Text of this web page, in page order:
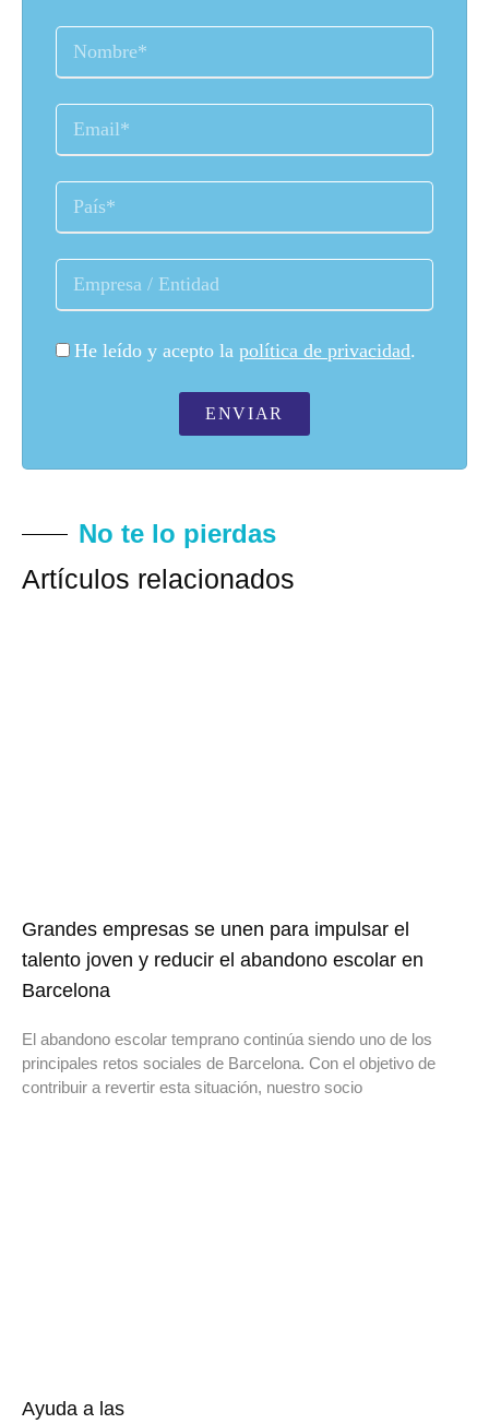
He leído y acepto la política de privacidad.
ENVIAR
No te lo pierdas
Artículos relacionados
Grandes empresas se unen para impulsar el
talento joven y reducir el abandono escolar en
Barcelona
El abandono escolar temprano continúa siendo uno de los
principales retos sociales de Barcelona. Con el objetivo de
contribuir a revertir esta situación, nuestro socio
Ayuda a las